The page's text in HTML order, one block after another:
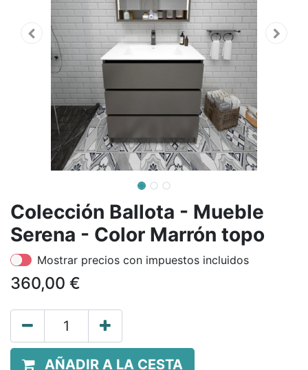
Colección Ballota - Mueble
Serena - Color Marrón topo
Mostrar precios con impuestos incluidos
360,00 €
AÑADIR A LA CESTA